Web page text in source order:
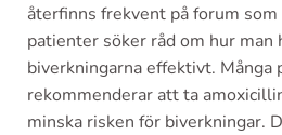
återfinns frekvent på forum
patienter söker råd om hur man
biverkningarna effektivt. Många
rekommenderar att ta
minska risken för biverkningar.